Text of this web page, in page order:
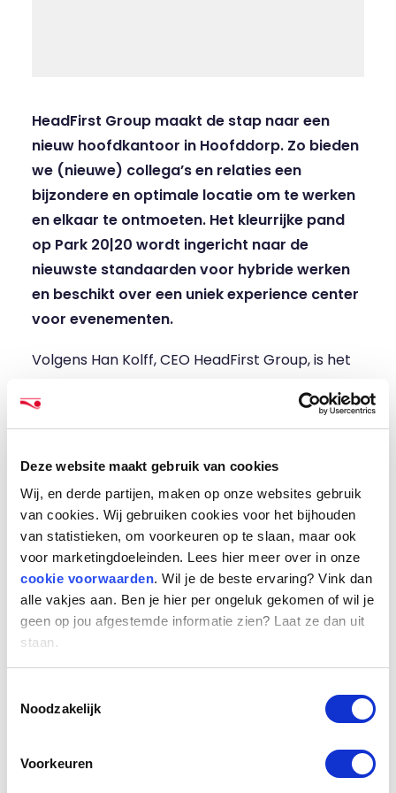
Deze website maakt gebruik van cookies
Wij, en derde partijen, maken op onze websites gebruik
van cookies. Wij gebruiken cookies voor het bijhouden
van statistieken, om voorkeuren op te slaan, maar ook
voor marketingdoeleinden. Lees hier meer over in onze
cookie voorwaarden. Wil je de beste ervaring? Vink dan
alle vakjes aan. Ben je hier per ongeluk gekomen of wil je
geen op jou afgestemde informatie zien? Laat ze dan uit
staan.
Noodzakelijk
Voorkeuren
HeadFirst Group maakt de stap naar een
nieuw hoofdkantoor in Hoofddorp. Zo bieden
we (nieuwe) collega’s en relaties een
bijzondere en optimale locatie om te werken
en elkaar te ontmoeten. Het kleurrijke pand
op Park 20|20 wordt ingericht naar de
nieuwste standaarden voor hybride werken
en beschikt over een uniek experience center
voor evenementen.
Volgens Han Kolff, CEO HeadFirst Group, is het
in Hoofddorp een prachtig vertrekpunt om als
team de ambities van de organisatie verder te
verwezenlijken. “Na mooie herinneringen en een
geweldige groei te hebben doorgemaakt op
onze huidige locaties, gaan we verhuizen naar
een nieuw pand. Op deze centrale, goed
bereikbare plek bouwen we verder om
Europa’s grootste arbeidsmarktplatform en
aanbieder van talent-oplossingen in het
professional-segment te worden.”
Nieuwe standaard: hybride werken
Sinds 2020 denken we met elkaar anders over
hybride werken. Voor kennisdeling,
(team)overleg, inwerken van nieuwe collega’s,
werkzaamheden in teamverband en